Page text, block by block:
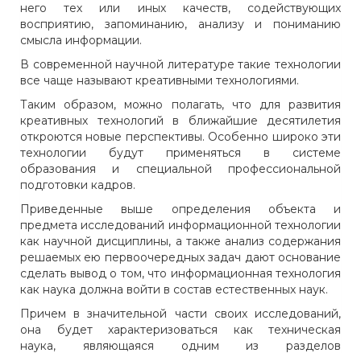
него тех или иных качеств, содействующих
восприятию, запоминанию, анализу и пониманию
смысла информации.
В современной научной литературе такие технологии
все чаще называют креативными технологиями.
Таким образом, можно полагать, что для развития
креативных технологий в ближайшие десятилетия
откроются новые перспективы. Особенно широко эти
технологии будут применяться в системе
образования и специальной профессиональной
подготовки кадров.
Приведенные выше определения объекта и
предмета исследований информационной технологии
как научной дисциплины, а также анализ содержания
решаемых ею первоочередных задач дают основание
сделать вывод о том, что информационная технология
как наука должна войти в состав естественных наук.
Причем в значительной части своих исследований,
она будет характеризоваться как техническая
наука, являющаяся одним из разделов